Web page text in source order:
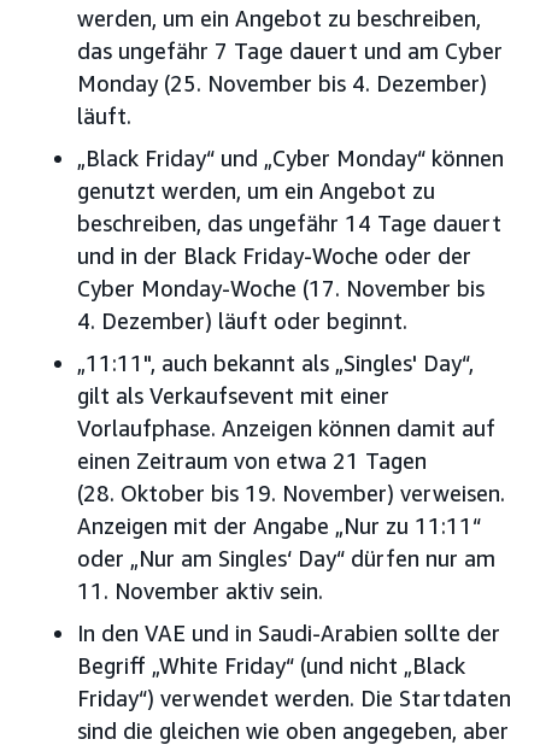
werden, um ein Angebot zu beschreiben,
das ungefähr 7 Tage dauert und am Cyber
Monday (25. November bis 4. Dezember)
läuft.
„Black Friday“ und „Cyber Monday“ können
genutzt werden, um ein Angebot zu
beschreiben, das ungefähr 14 Tage dauert
und in der Black Friday-Woche oder der
Cyber Monday-Woche (17. November bis
4. Dezember) läuft oder beginnt.
„11:11", auch bekannt als „Singles' Day“,
gilt als Verkaufsevent mit einer
Vorlaufphase. Anzeigen können damit auf
einen Zeitraum von etwa 21 Tagen
(28. Oktober bis 19. November) verweisen.
Anzeigen mit der Angabe „Nur zu 11:11“
oder „Nur am Singles‘ Day“ dürfen nur am
11. November aktiv sein.
In den VAE und in Saudi-Arabien sollte der
Begriff „White Friday“ (und nicht „Black
Friday“) verwendet werden. Die Startdaten
sind die gleichen wie oben angegeben, aber